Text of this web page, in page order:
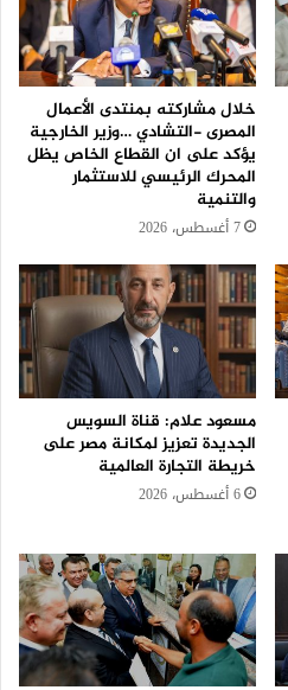
خلال مشاركته بمنتدى الأعمال
المصرى -التشادي …وزير الخارجية
يؤكد على ان القطاع الخاص يظل
المحرك الرئيسي للاستثمار
والتنمية
7 أغسطس، 2026
مسعود علام: قناة السويس
الجديدة تعزيز لمكانة مصر على
خريطة التجارة العالمية
6 أغسطس، 2026